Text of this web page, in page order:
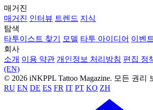
매거진
매거진 인터뷰 트렌드 지식
탐색
타투이스트 찾기
모델 타투 아이디어 이벤트
회사
소개 이용 약관 개인정보 처리방침 편집 정
(EN)
© 2026 iNKPPL Tattoo Magazine. 모든 권리
RU EN DE ES FR IT PT KO ZH